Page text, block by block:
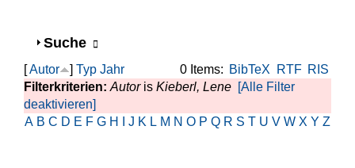
Anzeigen
Suche
0 Items: BibTeX RTF RIS
[Autor ] Typ Jahr
Filterkriterien: Autoris Kieberl, Lene [Alle Filter
deaktivieren]
A B C D E F G H J K L M N O P Q R S T U V W X Y Z